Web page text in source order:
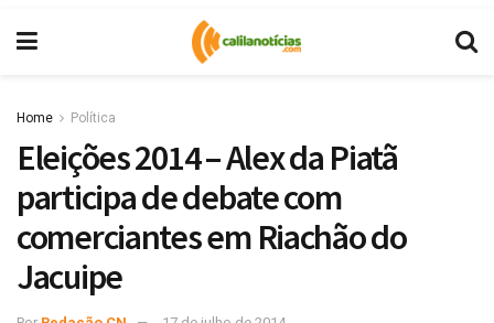
Home Política
Eleições 2014 – Alex da Piatã
participa de debate com
comerciantes em Riachão do
Jacuipe